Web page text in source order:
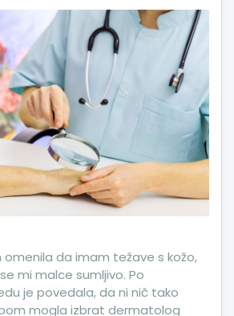
omenila da imam težave s kožo,
mi malce sumljivo. Po
je povedala, da ni nič tako
mogla izbrat dermatolog